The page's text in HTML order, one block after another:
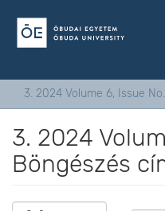
3. 2024 Volume 6, Issue
3. 2024
Böngészés